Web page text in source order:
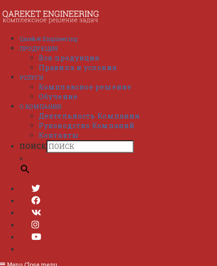
к
содержимому
Qareket Engineering
ПРОДУКЦИЯ
Вся продукция
Правила и условия
УСЛУГИ
Комплексное решение
Обучение
О КОМПАНИИ
Деятельность Компании
Руководство Компаний
Контакты
ПОИСК
×